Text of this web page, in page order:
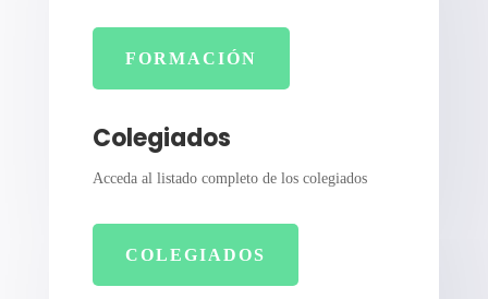
FORMACIÓN
Colegiados
Acceda al listado completo de los colegiados
COLEGIADOS